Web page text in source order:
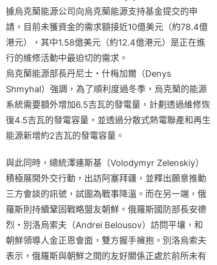
據烏克蘭能源公司向烏克蘭能源支持基金提交的申
請，目前未獲資金的需求額接近10億美元（約78.4億
港元），其中1.58億美元（約12.4億港元）是正在進
行的維修活動中最迫切的需求。
烏克蘭能源部長丹尼士・什梅加爾（Denys
Shmyhal）強調，為了順利度過冬季，烏克蘭的能源
系統需要額外增加6.5吉瓦的發電量，計劃透過維修恢
復4.5吉瓦的發電容量，並透過分散式熱電聯產和再生
能源新增約2吉瓦的發電容量。
與此同時，總統澤連斯基（Volodymyr Zelenskiy）
積極展開外交行動，出訪阿塞拜疆，並釋出願意推動
三方會談的訊號，試圖為戰事降溫。而在另一端，俄
羅斯則持續鞏固戰略盟友朝鮮。俄羅斯國防部長安德
烈・別洛烏索夫（Andrei Belousov）訪問平壤，和
朝鮮領導人金正恩會面，雙方握手擁抱。別洛烏索夫
表示，俄羅斯與朝鮮之間的友好關係正處於前所未有